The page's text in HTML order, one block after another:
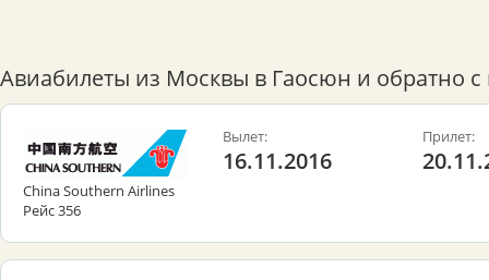
Авиабилеты из Москвы в Гаосюн и обратно с
China Southern Airlines
Рейс 356
Вылет:
16.11.2016
Прилет: